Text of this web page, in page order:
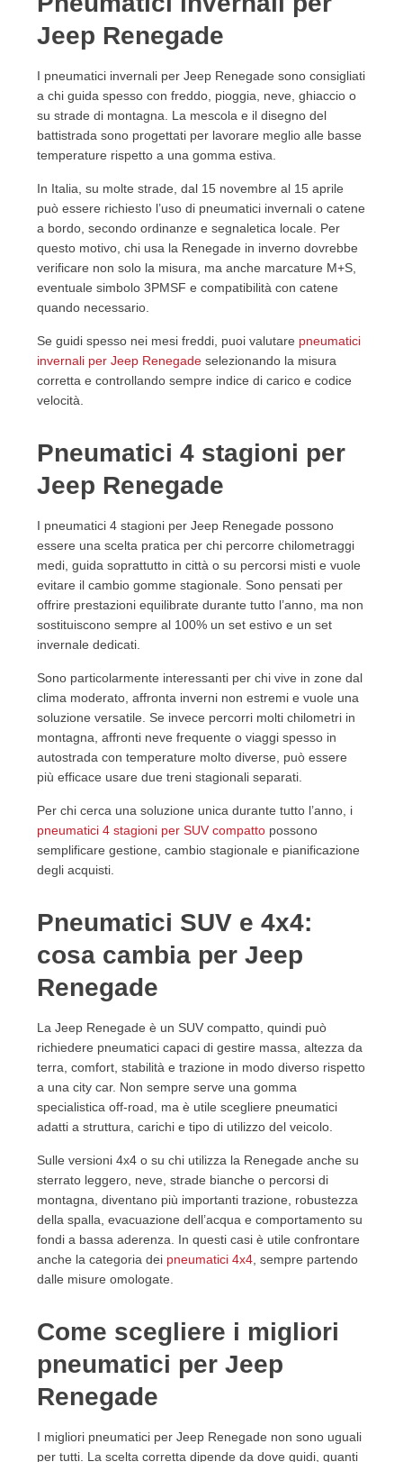
Jeep Renegade
I pneumatici invernali per Jeep Renegade sono consigliati
a chi guida spesso con freddo, pioggia, neve, ghiaccio o
su strade di montagna. La mescola e il disegno del
battistrada sono progettati per lavorare meglio alle basse
temperature rispetto a una gomma estiva.
In Italia, su molte strade, dal 15 novembre al 15 aprile
può essere richiesto l’uso di pneumatici invernali o catene
a bordo, secondo ordinanze e segnaletica locale. Per
questo motivo, chi usa la Renegade in inverno dovrebbe
verificare non solo la misura, ma anche marcature M+S,
eventuale simbolo 3PMSF e compatibilità con catene
quando necessario.
Se guidi spesso nei mesi freddi, puoi valutare pneumatici
invernali per Jeep Renegadeselezionando la misura
corretta e controllando sempre indice di carico e codice
velocità.
Pneumatici 4 stagioni per
Jeep Renegade
I pneumatici 4 stagioni per Jeep Renegade possono
essere una scelta pratica per chi percorre chilometraggi
medi, guida soprattutto in città o su percorsi misti e vuole
evitare il cambio gomme stagionale. Sono pensati per
offrire prestazioni equilibrate durante tutto l’anno, ma non
sostituiscono sempre al 100% un set estivo e un set
invernale dedicati.
Sono particolarmente interessanti per chi vive in zone dal
clima moderato, affronta inverni non estremi e vuole una
soluzione versatile. Se invece percorri molti chilometri in
montagna, affronti neve frequente o viaggi spesso in
autostrada con temperature molto diverse, può essere
più efficace usare due treni stagionali separati.
Per chi cerca una soluzione unica durante tutto l’anno, i
pneumatici 4 stagioni per SUV compattopossono
semplificare gestione, cambio stagionale e pianificazione
degli acquisti.
Pneumatici SUV e 4x4:
cosa cambia per Jeep
Renegade
La Jeep Renegade è un SUV compatto, quindi può
richiedere pneumatici capaci di gestire massa, altezza da
terra, comfort, stabilità e trazione in modo diverso rispetto
a una city car. Non sempre serve una gomma
specialistica off-road, ma è utile scegliere pneumatici
adatti a struttura, carichi e tipo di utilizzo del veicolo.
Sulle versioni 4x4 o su chi utilizza la Renegade anche su
sterrato leggero, neve, strade bianche o percorsi di
montagna, diventano più importanti trazione, robustezza
della spalla, evacuazione dell’acqua e comportamento su
fondi a bassa aderenza. In questi casi è utile confrontare
anche la categoria dei pneumatici 4x4, sempre partendo
dalle misure omologate.
Come scegliere i migliori
pneumatici per Jeep
Renegade
I migliori pneumatici per Jeep Renegade non sono uguali
per tutti. La scelta corretta dipende da dove guidi, quanti